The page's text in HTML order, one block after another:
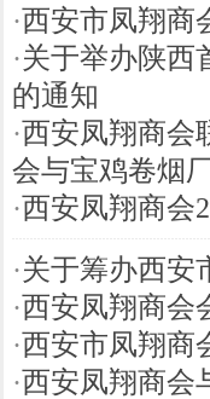
·西安市凤翔商
·关于举办陕西
的通知
·西安凤翔商会
会与宝鸡卷烟
·西安凤翔商会
·关于筹办西安
·西安凤翔商会
·西安市凤翔商
·西安凤翔商会